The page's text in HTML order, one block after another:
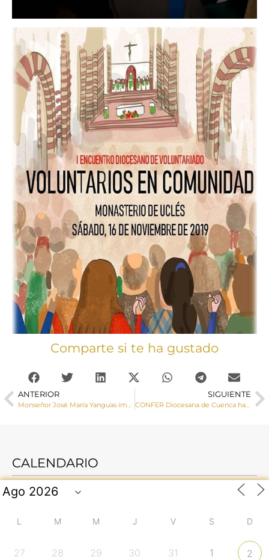
Comparte si te ha gustado
ANTERIOR SIGUIENTE
CONFER Diocesana de Cuenca ha celebrado su Asamblea Anual del curso
CALENDARIO
L M M J V S D
27 28 29 30 31 1 2